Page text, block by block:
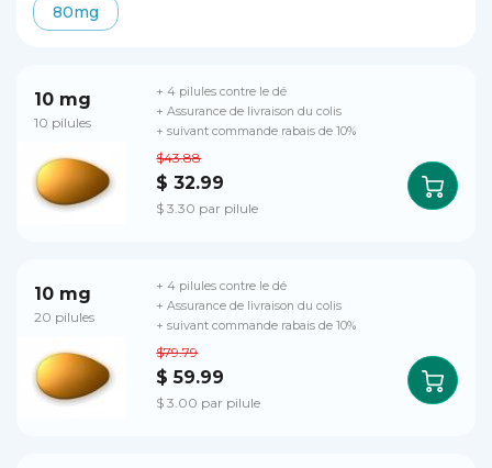
80mg
10 mg
10 pilules
$43.88
$ 32.99
$ 3.30 par pilule
+ 4 pilules contre le dé
+ Assurance de livraison du colis
+ suivant commande rabais de 10%
10 mg
20 pilules
$79.79
$ 59.99
$ 3.00 par pilule
+ 4 pilules contre le dé
+ Assurance de livraison du colis
+ suivant commande rabais de 10%